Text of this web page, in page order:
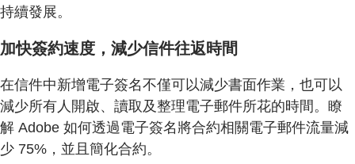
持續發展。
加快簽約速度，減少信件往返時間
在信件中新增電子簽名不僅可以減少書面作業，也可以
減少所有人開啟、讀取及整理電子郵件所花的時間。瞭
解 Adobe 如何透過電子簽名將合約相關電子郵件流量減
少 75%，並且簡化合約。